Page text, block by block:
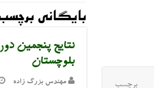
بایگانی
نتایج پنجمین
بلوچستان
مهندس بزرگ زاده برچسب